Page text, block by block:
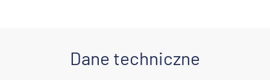
Dane techniczne